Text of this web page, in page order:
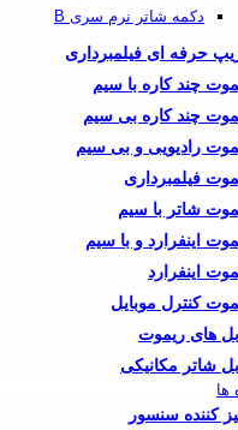
دکمه شاتر نرم سری B
حرفه ای فیلمبرداری
چند کاره با سیم
چند کاره بی سیم
رادیویی و بی سیم
فیلمبرداری
شاتر با سیم
اینفرارد و با سیم
اینفرارد
کنترل موبایل
های ریموت
شاتر مکانیکی
ها
کننده سنسور